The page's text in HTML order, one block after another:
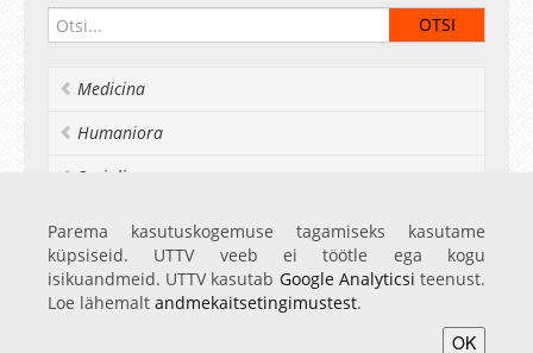
Medicina
Humaniora
Socialia
Realia et naturalia
Ülikoolist veel
Parema kasutuskogemuse tagamiseks kasutame
küpsiseid. UTTV veeb ei töötle ega kogu
isikuandmeid. UTTV kasutab Google Analyticsi teenust.
Loe lähemalt andmekaitsetingimustest.
OK